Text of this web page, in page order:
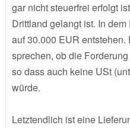
gar nicht steuerfrei erfolgt
Drittland gelangt ist. In
auf 30.000 EUR
sprechen, ob die
so dass auch keine USt
würde.
Letztendlich ist eine